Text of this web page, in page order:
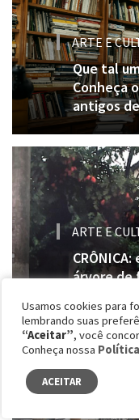
ARTE E
Que tal
Conheça
antigos
ARTE E
árvore de
MODA
Usamos cookies para
lembrando suas
“Aceitar”, você
Conheça nossa
ACEITAR